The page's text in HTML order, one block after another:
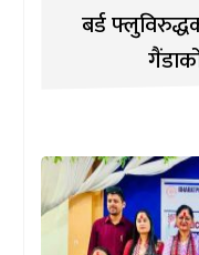
बर्ड